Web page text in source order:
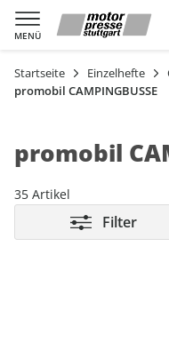
MENÜ
Warenkorb
Startseite Einzelhefte
promobil CAMPINGBUSSE
promobil
35 Artikel
Filter